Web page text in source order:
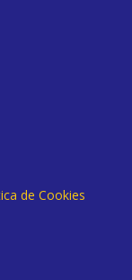
de Cookies